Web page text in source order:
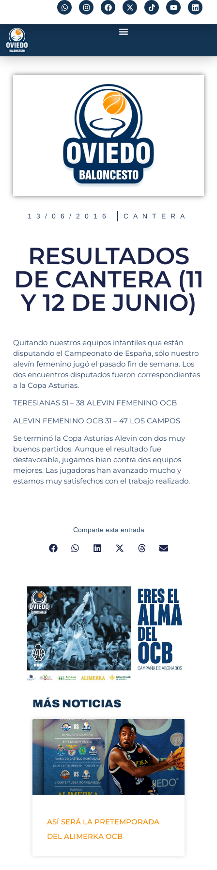
13/06/2016 CANTERA
RESULTADOS
DE CANTERA (11
Y 12 DE JUNIO)
Quitando nuestros equipos infantiles que están
disputando el Campeonato de España, sólo nuestro
alevín femenino jugó el pasado fin de semana. Los
dos encuentros disputados fueron correspondientes
a la Copa Asturias.
TERESIANAS 51 – 38 ALEVIN FEMENINO OCB
ALEVIN FEMENINO OCB 31 – 47 LOS CAMPOS
Se terminó la Copa Asturias Alevin con dos muy
buenos partidos. Aunque el resultado fue
desfavorable, jugamos bien contra dos equipos
mejores. Las jugadoras han avanzado mucho y
estamos muy satisfechos con el trabajo realizado.
Comparte esta entrada
MÁS NOTICIAS
ASÍ SERÁ LA PRETEMPORADA
DEL ALIMERKA OCB